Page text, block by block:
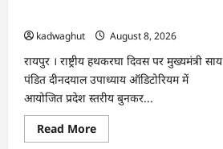
kadwaghut
August 8, 2026
रायपुर । राष्ट्रीय हथकरघा दिवस पर मुख्यमंत्री साय
पंडित दीनदयाल उपाध्याय ऑडिटोरियम में
आयोजित प्रदेश स्तरीय बुनकर...
Read MoreRead
more